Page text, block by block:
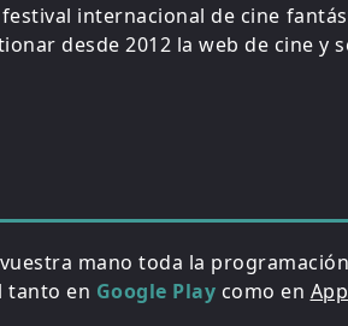
festival internacional de cine
desde 2012 la web de cine y
mano toda la
tanto en Google Play como en